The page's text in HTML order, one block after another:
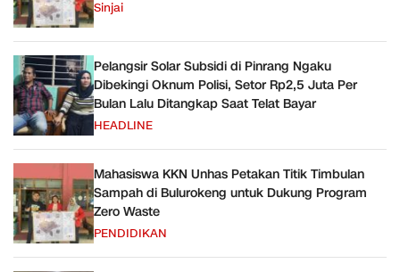
Sinjai
Pelangsir Solar Subsidi di Pinrang Ngaku
Dibekingi Oknum Polisi, Setor Rp2,5 Juta Per
Bulan Lalu Ditangkap Saat Telat Bayar
HEADLINE
Mahasiswa KKN Unhas Petakan Titik Timbulan
Sampah di Bulurokeng untuk Dukung Program
Zero Waste
PENDIDIKAN